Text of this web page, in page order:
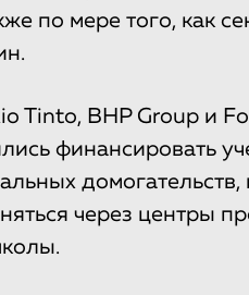
по мере того, как
Tinto, BHP Group и
финансировать
домогательств,
через центры